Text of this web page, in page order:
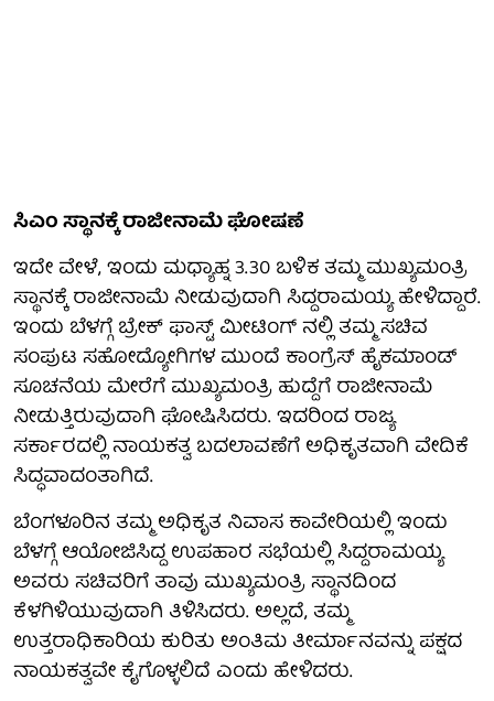
ಸಿಎಂ ಸ್ಥಾನಕ್ಕೆ ರಾಜೀನಾಮೆ ಘೋಷಣೆ
ಇದೇ ವೇಳೆ, ಇಂದು ಮಧ್ಯಾಹ್ನ 3.30 ಬಳಿಕ ತಮ್ಮ ಮುಖ್ಯಮಂತ್ರಿ
ಸ್ಥಾನಕ್ಕೆ ರಾಜೀನಾಮೆ ನೀಡುವುದಾಗಿ ಸಿದ್ದರಾಮಯ್ಯ ಹೇಳಿದ್ದಾರೆ.
ಇಂದು ಬೆಳಗ್ಗೆ ಬ್ರೇಕ್ ಫಾಸ್ಟ್ ಮೀಟಿಂಗ್ ನಲ್ಲಿ ತಮ್ಮ ಸಚಿವ
ಸಂಪುಟ ಸಹೋದ್ಯೋಗಿಗಳ ಮುಂದೆ ಕಾಂಗ್ರೆಸ್ ಹೈಕಮಾಂಡ್
ಸೂಚನೆಯ ಮೇರೆಗೆ ಮುಖ್ಯಮಂತ್ರಿ ಹುದ್ದೆಗೆ ರಾಜೀನಾಮೆ
ನೀಡುತ್ತಿರುವುದಾಗಿ ಘೋಷಿಸಿದರು. ಇದರಿಂದ ರಾಜ್ಯ
ಸರ್ಕಾರದಲ್ಲಿ ನಾಯಕತ್ವ ಬದಲಾವಣೆಗೆ ಅಧಿಕೃತವಾಗಿ ವೇದಿಕೆ
ಸಿದ್ಧವಾದಂತಾಗಿದೆ.
ಬೆಂಗಳೂರಿನ ತಮ್ಮ ಅಧಿಕೃತ ನಿವಾಸ ಕಾವೇರಿಯಲ್ಲಿ ಇಂದು
ಬೆಳಗ್ಗೆ ಆಯೋಜಿಸಿದ್ದ ಉಪಹಾರ ಸಭೆಯಲ್ಲಿ ಸಿದ್ದರಾಮಯ್ಯ
ಅವರು ಸಚಿವರಿಗೆ ತಾವು ಮುಖ್ಯಮಂತ್ರಿ ಸ್ಥಾನದಿಂದ
ಕೆಳಗಿಳಿಯುವುದಾಗಿ ತಿಳಿಸಿದರು. ಅಲ್ಲದೆ, ತಮ್ಮ
ಉತ್ತರಾಧಿಕಾರಿಯ ಕುರಿತು ಅಂತಿಮ ತೀರ್ಮಾನವನ್ನು ಪಕ್ಷದ
ನಾಯಕತ್ವವೇ ಕೈಗೊಳ್ಳಲಿದೆ ಎಂದು ಹೇಳಿದರು.